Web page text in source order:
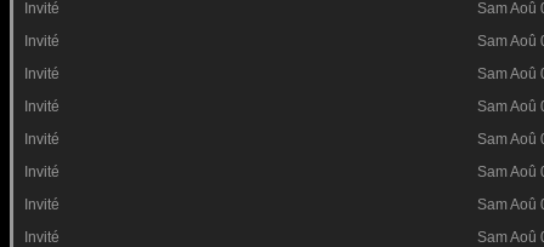
Invité
Sam Aoû
Invité
Sam Aoû
Invité
Sam Aoû
Invité
Sam Aoû
Invité
Sam Aoû
Invité
Sam Aoû
Invité
Sam Aoû
Invité
Sam Aoû